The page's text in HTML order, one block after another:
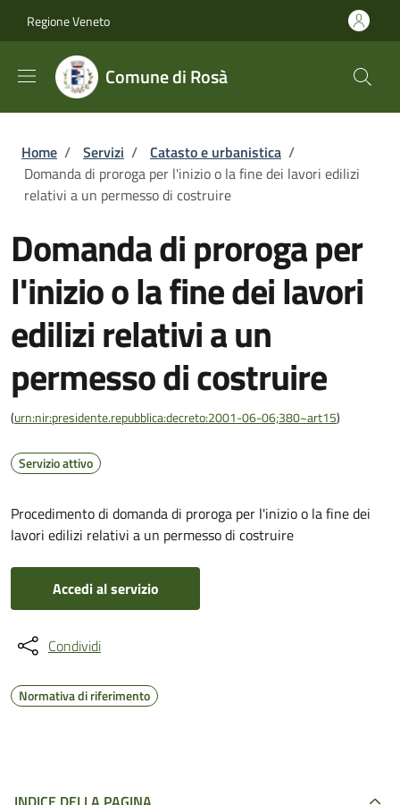
Regione Veneto
Comune di Rosà
Briciole di pane
Home / Servizi / Catasto e urbanistica /
Domanda di proroga per l'inizio o la fine dei lavori edilizi
relativi a un permesso di costruire
Domanda di proroga per
l'inizio o la fine dei lavori
edilizi relativi a un
permesso di costruire
(urn:nir:presidente.repubblica:decreto:2001-06-06;380~art15)
Servizio attivo
Procedimento di domanda di proroga per l'inizio o la fine dei
lavori edilizi relativi a un permesso di costruire
Accedi al servizio
Condividi
Normativa di riferimento